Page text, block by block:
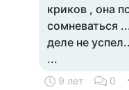
криков , она
сомневаться
деле не
...
9 лет 0